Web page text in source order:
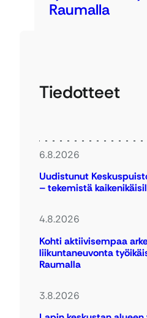
Raumalla
Tiedotteet
6.8.2026
Uudistunut
– tekemistä
4.8.2026
Kohti aktiivisempaa
liikuntaneuvonta
Raumalla
3.8.2026